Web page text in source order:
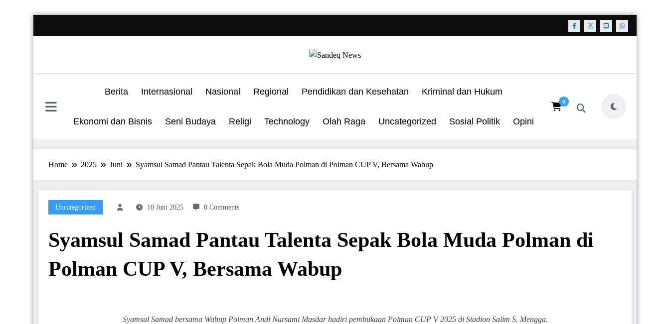
Berita Internasional Nasional Regional Pendidikan dan Kesehatan Kriminal dan Hukum
Ekonomi dan Bisnis Seni Budaya Religi Technology Olah Raga Uncategorized Sosial Politik Opini
0
Home 2025 Juni Syamsul Samad Pantau Talenta Sepak Bola Muda Polman di Polman CUP V, Bersama Wabup
Uncategorized 10 Juni 2025 0 Comments
Syamsul Samad Pantau Talenta Sepak Bola Muda Polman di
Polman CUP V, Bersama Wabup
Syamsul Samad bersama Wabup Polman Andi Nursami Masdar hadiri pembukaan Polman CUP V 2025 di Stadion Salim S. Mengga.